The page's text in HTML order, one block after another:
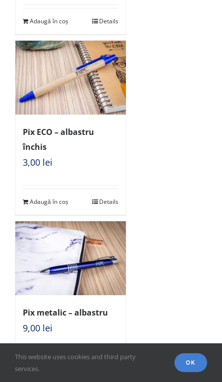
Adaugă în coș Details
Pix ECO – albastru
închis
3,00 lei
Adaugă în coș Details
Pix metalic – albastru
9,00 lei
Adaugă în coș
This website uses cookies and third party
services.
OK